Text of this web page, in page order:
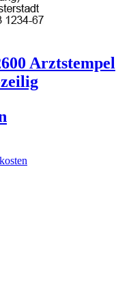
Arztstempel